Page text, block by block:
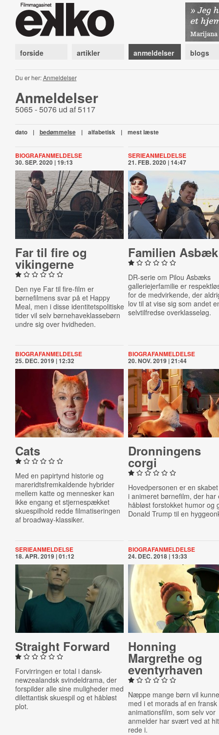
forside artikler anmeldelser blogs
Du er her:Anmeldelser
Anmeldelser
5065 - 5076 ud af 5117
dato | bedømmelse | alfabetisk | mest læste
BIOGRAFANMELDELSE
30. SEP. 2020 | 19:13
Far til fire og
vikin­ger­ne
Den nye Far til fire-film er
børnefilmens svar på et Happy
Meal, men i disse identitetspolitiske
tider vil selv børnehaveklassebørn
undre sig over hvidheden.
SERIEANMELDELSE
21. FEB. 2020 | 14:47
Familien Asbæk
DR-serie om Pilou Asbæks
galleriejerfamilie er
for de medvirkende, der
lov til at vise sig som andet
selvtilfredse overklasseløg.
BIOGRAFANMELDELSE
25. DEC. 2019 | 12:32
Cats
Med en papirtynd historie og
mareridtsfremkaldende hybrider
mellem katte og mennesker kan
ikke engang et stjernespækket
skuespilhold redde filmatiseringen
af broadway-klassiker.
BIOGRAFANMELDELSE
20. NOV. 2019 | 21:44
Dron­nin­gens
corgi
Hovedpersonen er en
i animeret børnefilm, der har
håbløst forstokket humor og
Donald Trump til en
SERIEANMELDELSE
18. APR. 2019 | 01:12
Straight Forward
Forvirringen er total i dansk-
newzealandsk svindeldrama, der
forspilder alle sine muligheder med
dilettantisk skuespil og et håbløst
plot.
BIOGRAFANMELDELSE
24. DEC. 2018 | 13:33
Honning
Margrethe og
even­tyr­ha­ven
Næppe mange børn vil
med i et morads af en fransk
animationsfilm, som selv vor
anmelder har svært ved at
rede i.